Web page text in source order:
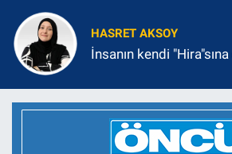
HASRET AKSOY
İnsanın kendi